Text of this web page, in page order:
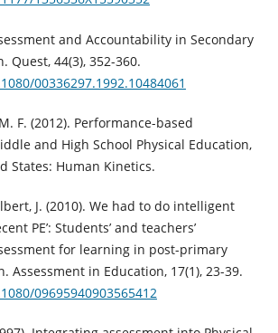
and Accountability in Secondary
Quest, 44(3), 352-360.
00336297.1992.10484061
F. (2012). Performance-based
and High School Physical Education,
States: Human Kinetics.
J. (2010). We had to do intelligent
PE’: Students’ and teachers’
for learning in post-primary
Assessment in Education, 17(1), 23-39.
09695940903565412